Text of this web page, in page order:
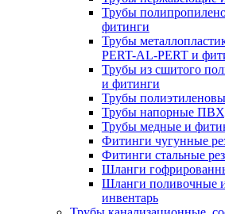
Трубы
фитинги
Трубы
PERT-AL-PERT и
Трубы из сшитого
и фитинги
Трубы
Трубы напорные
Трубы медные и
Фитинги чугунные
Фитинги стальные
Шланги
Шланги поливочные
инвентарь